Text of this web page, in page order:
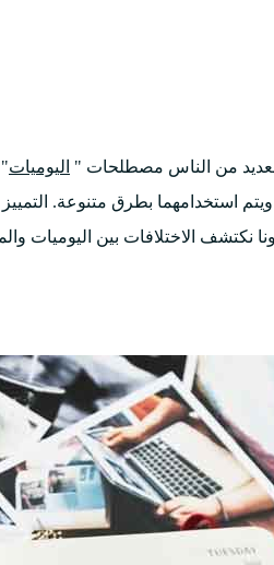
العديد من الناس مصطلحات " اليوميات
استخدامهما بطرق متنوعة.